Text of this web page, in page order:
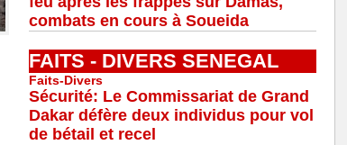
combats en cours à Soueida
FAITS - DIVERS SENEGAL
Faits-Divers
Sécurité: Le Commissariat de Grand
Dakar défère deux individus pour vol
de bétail et recel